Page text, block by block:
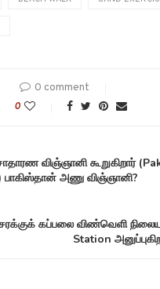
0 comment
0
விஞ்ஞானி கூறுகிறார்
அணு விஞ்ஞானி?
சரக்குக் கப்பலை விண்வெளி
Station